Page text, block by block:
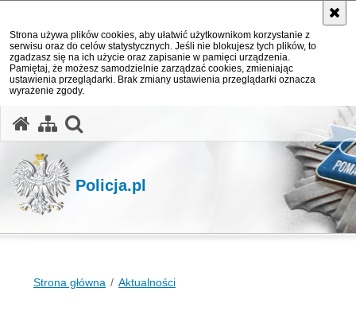
Strona używa plików cookies, aby ułatwić użytkownikom korzystanie z
serwisu oraz do celów statystycznych. Jeśli nie blokujesz tych plików, to
zgadzasz się na ich użycie oraz zapisanie w pamięci urządzenia.
Pamiętaj, że możesz samodzielnie zarządzać cookies, zmieniając
ustawienia przeglądarki. Brak zmiany ustawienia przeglądarki oznacza
wyrażenie zgody.
Policja.pl
Strona główna Aktualności